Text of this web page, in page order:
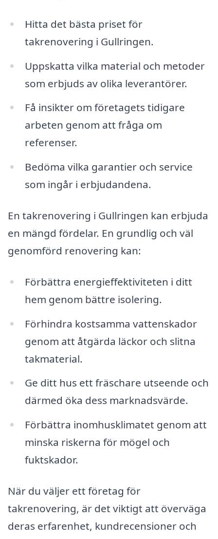
Hitta det bästa priset för
takrenovering i Gullringen.
Uppskatta vilka material och metoder
som erbjuds av olika leverantörer.
Få insikter om företagets tidigare
arbeten genom att fråga om
referenser.
Bedöma vilka garantier och service
som ingår i erbjudandena.
En takrenovering i Gullringen kan erbjuda
en mängd fördelar. En grundlig och väl
genomförd renovering kan:
Förbättra energieffektiviteten i ditt
hem genom bättre isolering.
Förhindra kostsamma vattenskador
genom att åtgärda läckor och slitna
takmaterial.
Ge ditt hus ett fräschare utseende och
därmed öka dess marknadsvärde.
Förbättra inomhusklimatet genom att
minska riskerna för mögel och
fuktskador.
När du väljer ett företag för
takrenovering, är det viktigt att överväga
deras erfarenhet, kundrecensioner och